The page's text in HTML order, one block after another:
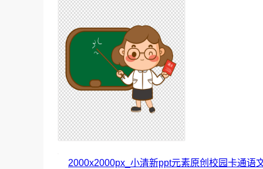
2000x2000px_小清新ppt元素原创校园卡通语